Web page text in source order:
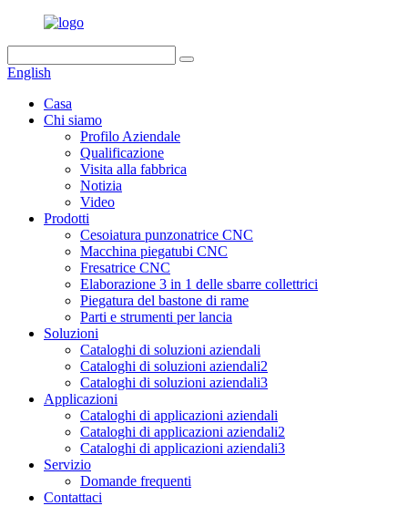
English
Casa
Chi siamo
Profilo Aziendale
Qualificazione
Visita alla fabbrica
Notizia
Video
Prodotti
Cesoiatura punzonatrice CNC
Macchina piegatubi CNC
Fresatrice CNC
Elaborazione 3 in 1 delle sbarre collettrici
Piegatura del bastone di rame
Parti e strumenti per lancia
Soluzioni
Cataloghi di soluzioni aziendali
Cataloghi di soluzioni aziendali2
Cataloghi di soluzioni aziendali3
Applicazioni
Cataloghi di applicazioni aziendali
Cataloghi di applicazioni aziendali2
Cataloghi di applicazioni aziendali3
Servizio
Domande frequenti
Contattaci